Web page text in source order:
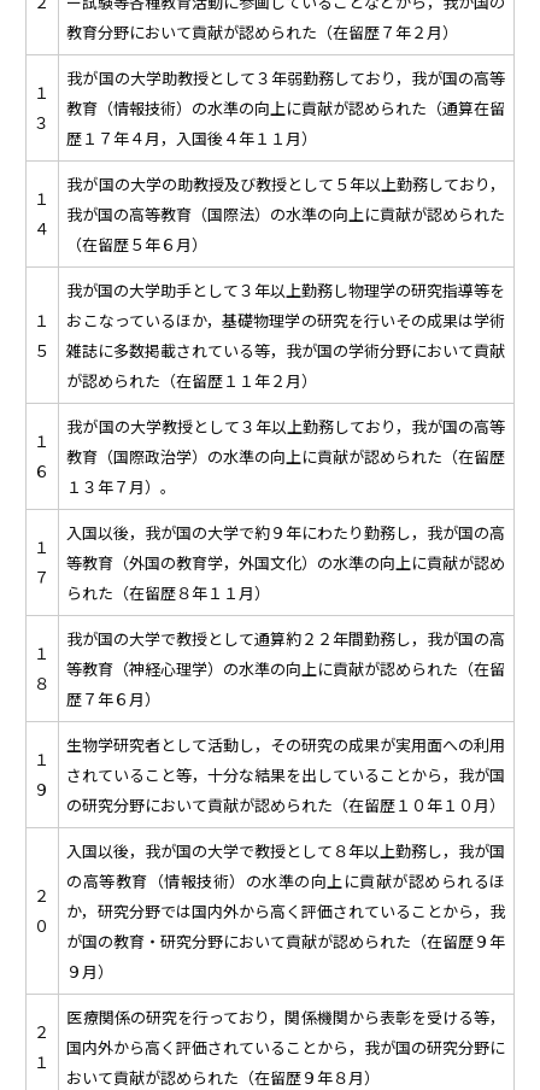
教育分野において貢献が認められた（在留歴７年２月）
１
３
我が国の大学助教授として３年弱勤務しており，我が国の高等
教育（情報技術）の水準の向上に貢献が認められた（通算在留
歴１７年４月，入国後４年１１月）
１
４
我が国の大学の助教授及び教授として５年以上勤務しており，
我が国の高等教育（国際法）の水準の向上に貢献が認められた
（在留歴５年６月）
１
５
我が国の大学助手として３年以上勤務し物理学の研究指導等を
おこなっているほか，基礎物理学の研究を行いその成果は学術
雑誌に多数掲載されている等，我が国の学術分野において貢献
が認められた（在留歴１１年２月）
１
６
我が国の大学教授として３年以上勤務しており，我が国の高等
教育（国際政治学）の水準の向上に貢献が認められた（在留歴
１３年７月）。
１
７
入国以後，我が国の大学で約９年にわたり勤務し，我が国の高
等教育（外国の教育学，外国文化）の水準の向上に貢献が認め
られた（在留歴８年１１月）
１
８
我が国の大学で教授として通算約２２年間勤務し，我が国の高
等教育（神経心理学）の水準の向上に貢献が認められた（在留
歴７年６月）
１
９
生物学研究者として活動し，その研究の成果が実用面への利用
されていること等，十分な結果を出していることから，我が国
の研究分野において貢献が認められた（在留歴１０年１０月）
２
０
入国以後，我が国の大学で教授として８年以上勤務し，我が国
の高等教育（情報技術）の水準の向上に貢献が認められるほ
か，研究分野では国内外から高く評価されていることから，我
が国の教育・研究分野において貢献が認められた（在留歴９年
９月）
２
１
医療関係の研究を行っており，関係機関から表彰を受ける等，
国内外から高く評価されていることから，我が国の研究分野に
おいて貢献が認められた（在留歴９年８月）